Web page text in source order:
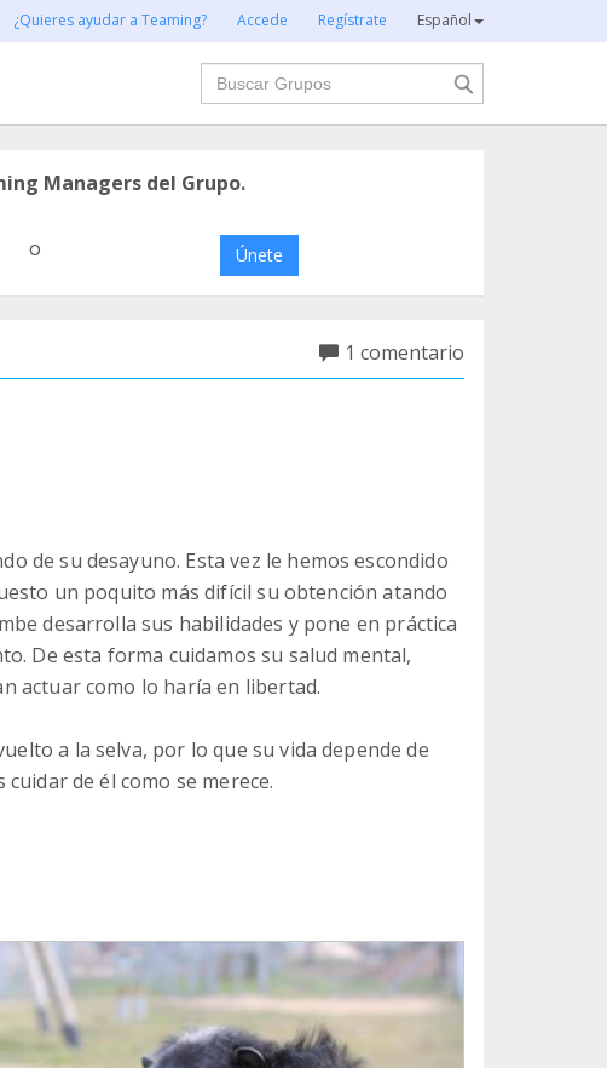
¿Quieres ayudar a Teaming? Accede Regístrate Español
Buscar
Managers del Grupo.
o Únete
1 comentario
de su desayuno. Esta vez le hemos escondido
un poquito más difícil su obtención atando
desarrolla sus habilidades y pone en práctica
De esta forma cuidamos su salud mental,
actuar como lo haría en libertad.
a la selva, por lo que su vida depende de
de él como se merece.